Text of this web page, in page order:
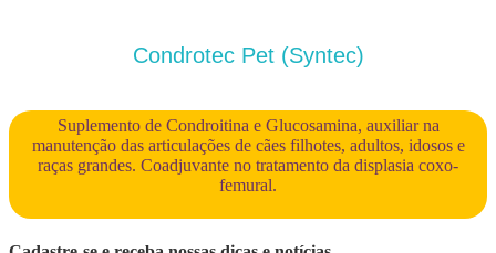
Condrotec Pet (Syntec)
Suplemento de Condroitina e Glucosamina, auxiliar na
manutenção das articulações de cães filhotes, adultos, idosos e
raças grandes. Coadjuvante no tratamento da displasia coxo-
femural.